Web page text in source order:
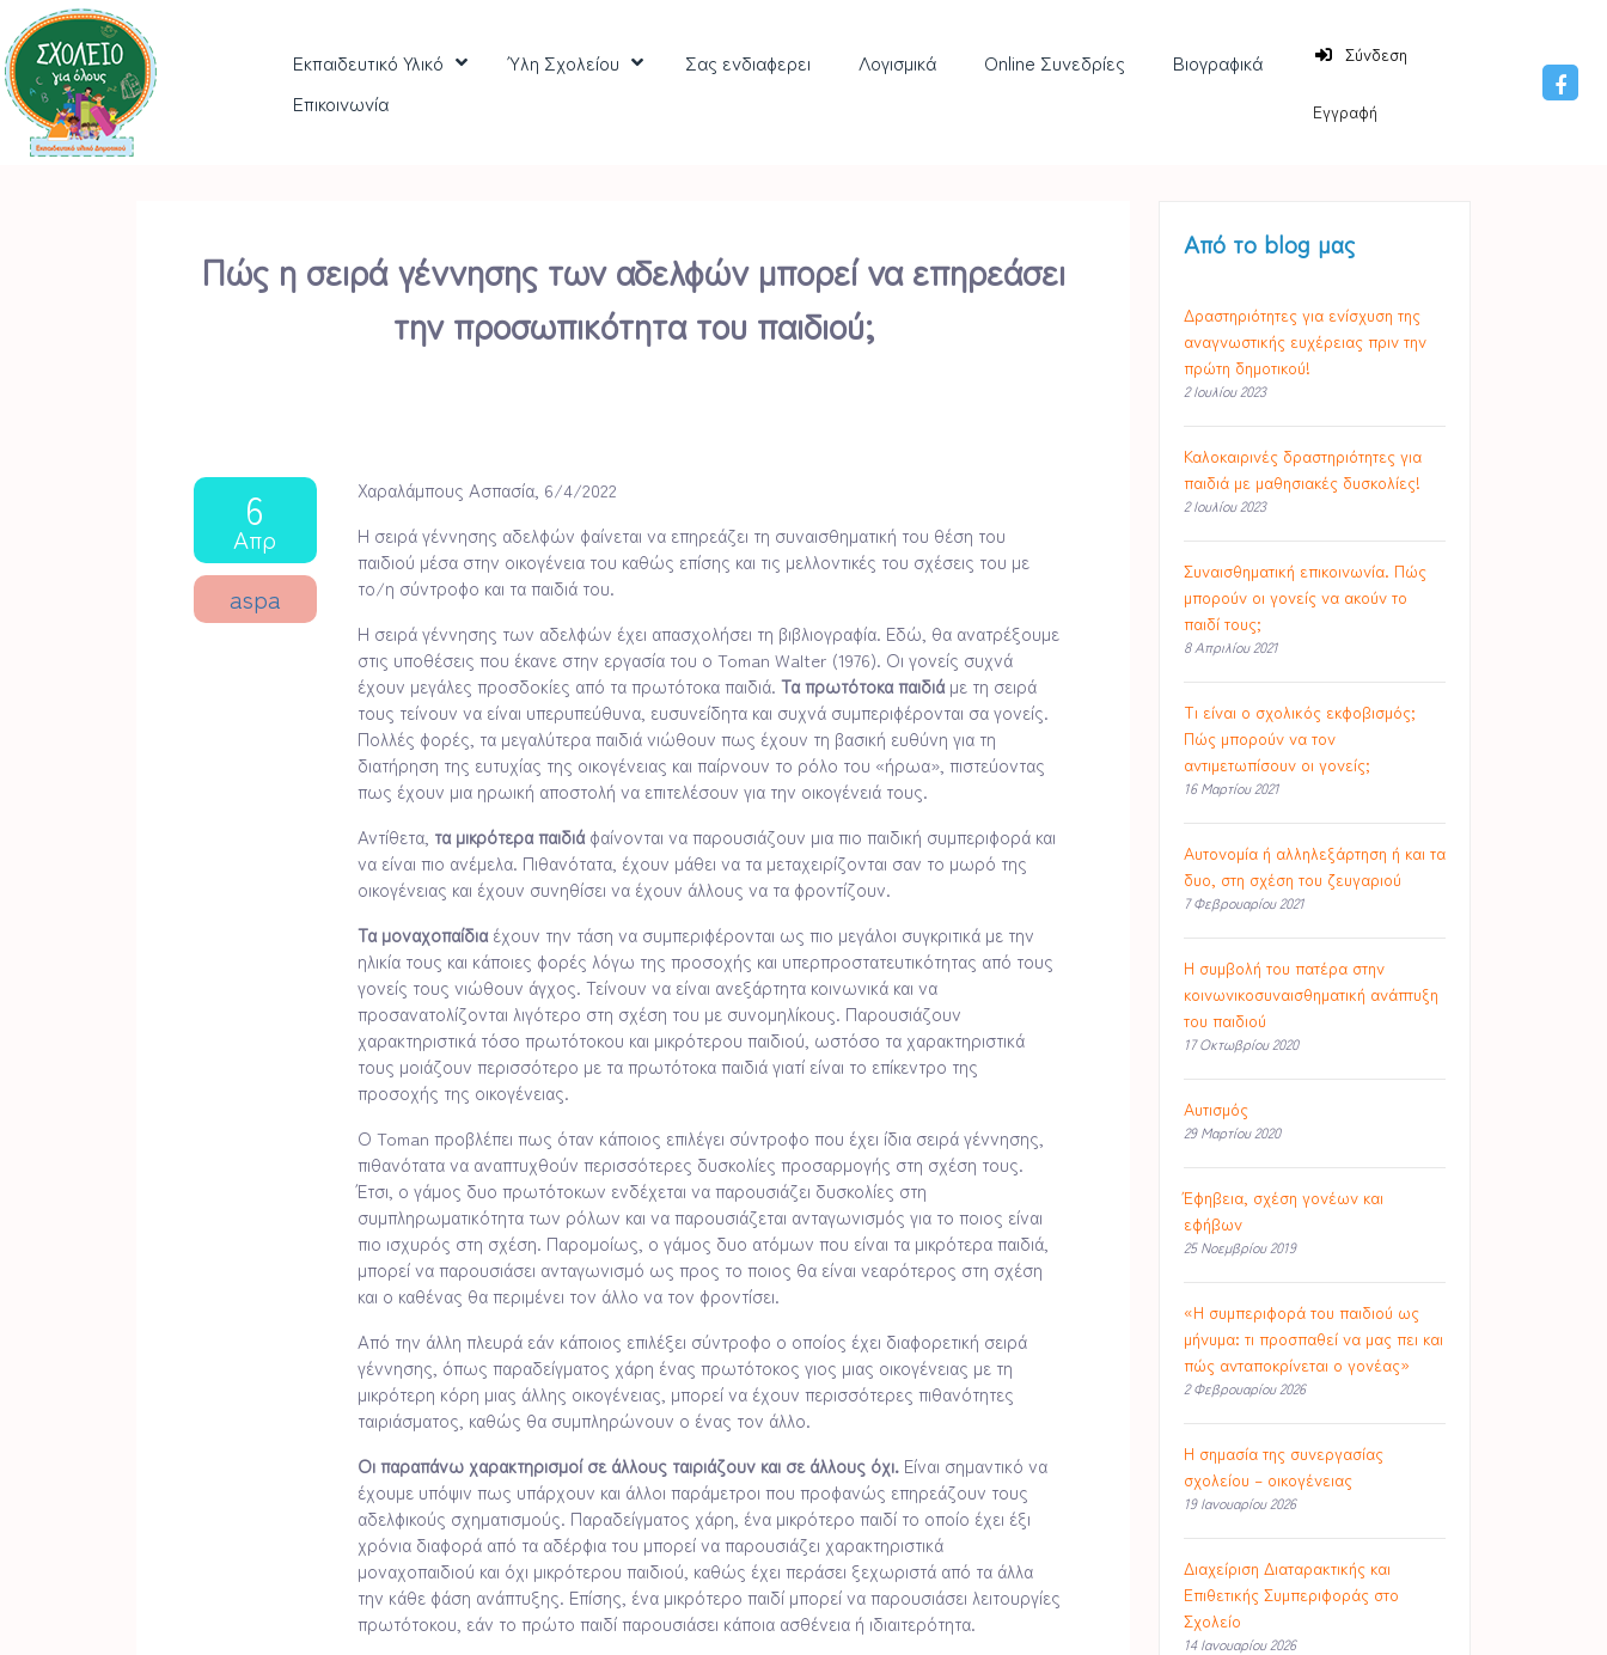
Εκπαιδευτικό Υλικό Ύλη Σχολείου Σας ενδιαφερει Λoγισμικά Online Συνεδρίες
Βιογραφικά
Επικοινωνία
Σύνδεση
Εγγραφή
Πώς η σειρά γέννησης των αδελφών μπορεί να επηρεάσει
την προσωπικότητα του παιδιού;
6
Απρ
aspa
Χαραλάμπους Ασπασία, 6/4/2022
Η σειρά γέννησης αδελφών φαίνεται να επηρεάζει τη συναισθηματική του θέση του
παιδιού μέσα στην οικογένεια του καθώς επίσης και τις μελλοντικές του σχέσεις του με
το/η σύντροφο και τα παιδιά του.
Η σειρά γέννησης των αδελφών έχει απασχολήσει τη βιβλιογραφία. Εδώ, θα ανατρέξουμε
στις υποθέσεις που έκανε στην εργασία του ο Toman Walter (1976). Οι γονείς συχνά
έχουν μεγάλες προσδοκίες από τα πρωτότοκα παιδιά. Τα πρωτότοκα παιδιάμε τη σειρά
τους τείνουν να είναι υπερυπεύθυνα, ευσυνείδητα και συχνά συμπεριφέρονται σα γονείς.
Πολλές φορές, τα μεγαλύτερα παιδιά νιώθουν πως έχουν τη βασική ευθύνη για τη
διατήρηση της ευτυχίας της οικογένειας και παίρνουν το ρόλο του «ήρωα», πιστεύοντας
πως έχουν μια ηρωική αποστολή να επιτελέσουν για την οικογένειά τους.
Αντίθετα, τα μικρότερα παιδιά φαίνονται να παρουσιάζουν μια πιο παιδική συμπεριφορά και
να είναι πιο ανέμελα. Πιθανότατα, έχουν μάθει να τα μεταχειρίζονται σαν το μωρό της
οικογένειας και έχουν συνηθίσει να έχουν άλλους να τα φροντίζουν.
Τα μοναχοπαίδια έχουν την τάση να συμπεριφέρονται ως πιο μεγάλοι συγκριτικά με την
ηλικία τους και κάποιες φορές λόγω της προσοχής και υπερπροστατευτικότητας από τους
γονείς τους νιώθουν άγχος. Τείνουν να είναι ανεξάρτητα κοινωνικά και να
προσανατολίζονται λιγότερο στη σχέση του με συνομηλίκους. Παρουσιάζουν
χαρακτηριστικά τόσο πρωτότοκου και μικρότερου παιδιού, ωστόσο τα χαρακτηριστικά
τους μοιάζουν περισσότερο με τα πρωτότοκα παιδιά γιατί είναι το επίκεντρο της
προσοχής της οικογένειας.
Ο Toman προβλέπει πως όταν κάποιος επιλέγει σύντροφο που έχει ίδια σειρά γέννησης,
πιθανότατα να αναπτυχθούν περισσότερες δυσκολίες προσαρμογής στη σχέση τους.
Έτσι, ο γάμος δυο πρωτότοκων ενδέχεται να παρουσιάζει δυσκολίες στη
συμπληρωματικότητα των ρόλων και να παρουσιάζεται ανταγωνισμός για το ποιος είναι
πιο ισχυρός στη σχέση. Παρομοίως, ο γάμος δυο ατόμων που είναι τα μικρότερα παιδιά,
μπορεί να παρουσιάσει ανταγωνισμό ως προς το ποιος θα είναι νεαρότερος στη σχέση
και ο καθένας θα περιμένει τον άλλο να τον φροντίσει.
Από την άλλη πλευρά εάν κάποιος επιλέξει σύντροφο ο οποίος έχει διαφορετική σειρά
γέννησης, όπως παραδείγματος χάρη ένας πρωτότοκος γιος μιας οικογένειας με τη
μικρότερη κόρη μιας άλλης οικογένειας, μπορεί να έχουν περισσότερες πιθανότητες
ταιριάσματος, καθώς θα συμπληρώνουν ο ένας τον άλλο.
Οι παραπάνω χαρακτηρισμοί σε άλλους ταιριάζουν και σε άλλους όχι.Είναι σημαντικό να
έχουμε υπόψιν πως υπάρχουν και άλλοι παράμετροι που προφανώς επηρεάζουν τους
αδελφικούς σχηματισμούς. Παραδείγματος χάρη, ένα μικρότερο παιδί το οποίο έχει έξι
χρόνια διαφορά από τα αδέρφια του μπορεί να παρουσιάζει χαρακτηριστικά
μοναχοπαιδιού και όχι μικρότερου παιδιού, καθώς έχει περάσει ξεχωριστά από τα άλλα
την κάθε φάση ανάπτυξης. Επίσης, ένα μικρότερο παιδί μπορεί να παρουσιάσει λειτουργίες
πρωτότοκου, εάν το πρώτο παιδί παρουσιάσει κάποια ασθένεια ή ιδιαιτερότητα.
Από το blog μας
Δραστηριότητες για ενίσχυση της
αναγνωστικής ευχέρειας πριν την
πρώτη δημοτικού!
2 Ιουλίου 2023
Καλοκαιρινές δραστηριότητες για
παιδιά με μαθησιακές δυσκολίες!
2 Ιουλίου 2023
Συναισθηματική επικοινωνία. Πώς
μπορούν οι γονείς να ακούν το
παιδί τους;
8 Απριλίου 2021
Τι είναι ο σχολικός εκφοβισμός;
Πώς μπορούν να τον
αντιμετωπίσουν οι γονείς;
16 Μαρτίου 2021
Αυτονομία ή αλληλεξάρτηση ή και τα
δυο, στη σχέση του ζευγαριού
7 Φεβρουαρίου 2021
Η συμβολή του πατέρα στην
κοινωνικοσυναισθηματική ανάπτυξη
του παιδιού
17 Οκτωβρίου 2020
Αυτισμός
29 Μαρτίου 2020
Έφηβεια, σχέση γονέων και
εφήβων
25 Νοεμβρίου 2019
«Η συμπεριφορά του παιδιού ως
μήνυμα: τι προσπαθεί να μας πει και
πώς ανταποκρίνεται ο γονέας»
2 Φεβρουαρίου 2026
Η σημασία της συνεργασίας
σχολείου – οικογένειας
19 Ιανουαρίου 2026
Διαχείριση Διαταρακτικής και
Επιθετικής Συμπεριφοράς στο
Σχολείο
14 Ιανουαρίου 2026